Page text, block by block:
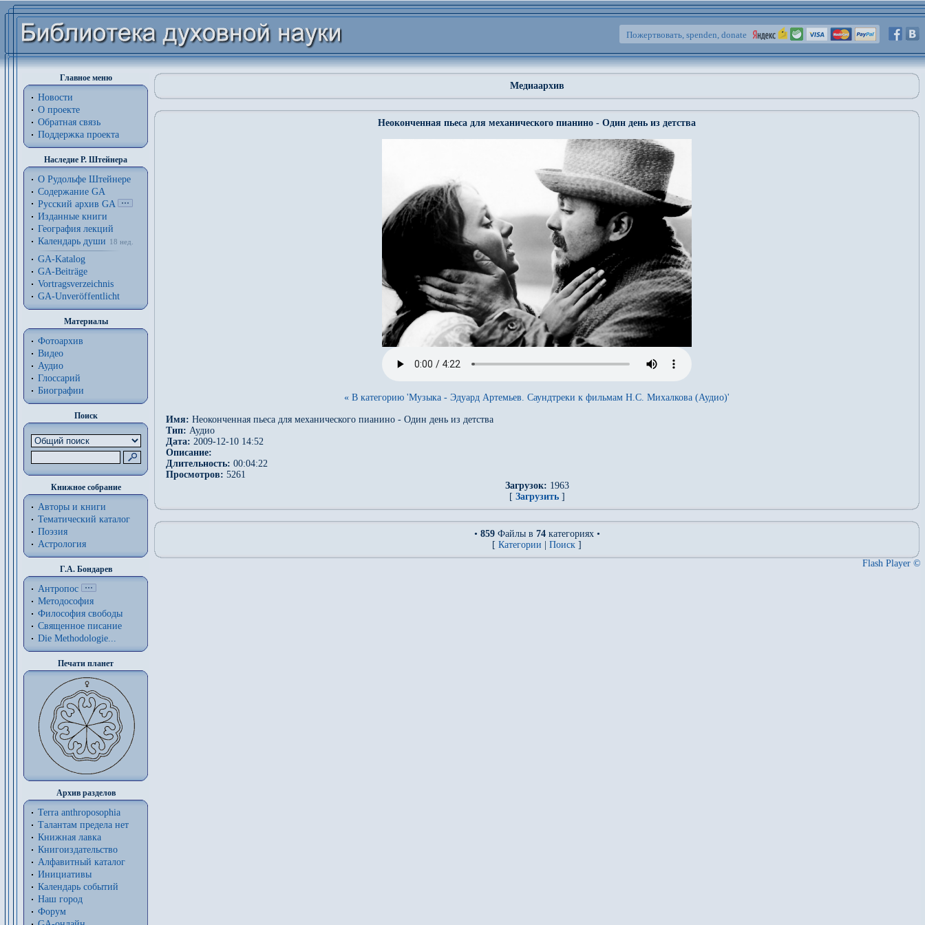
Пожертвовать, spenden, donate
Главное меню
Новости
О проекте
Обратная связь
Поддержка проекта
Наследие Р. Штейнера
О Рудольфе Штейнере
Содержание GA
Русский архив GA
Изданные книги
География лекций
Календарь души
18 нед.
GA-Katalog
GA-Beiträge
Vortragsverzeichnis
GA-Unveröffentlicht
Материалы
Фотоархив
Видео
Аудио
Глоссарий
Биографии
Поиск
Книжное собрание
Авторы и книги
Тематический каталог
Поэзия
Астрология
Г.А. Бондарев
Антропос
Методософия
Философия cвободы
Священное писание
Die Methodologie...
Печати планет
Архив разделов
Terra anthroposophia
Талантам предела нет
Книжная лавка
Книгоиздательство
Алфавитный каталог
Инициативы
Календарь событий
Наш город
Форум
Медиаархив
Неоконченная пьеса для механического пианино - Один день из детства
« В категорию 'Музыка - Эдуард Артемьев. Саундтреки к фильмам Н.С. Михалкова (Аудио)'
Имя: Неоконченная пьеса для механического пианино - Один день из детства
Тип: Аудио
Дата: 2009-12-10 14:52
Описание:
Длительность: 00:04:22
Просмотров: 5261
Загрузок: 1963
[ Загрузить]
• 859Файлы в 74категориях •
[ Категории Поиск ]
Flash Player ©